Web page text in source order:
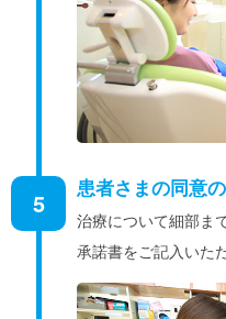
5 患者さまの同意
治療について細部ま
承諾書をご記入いた